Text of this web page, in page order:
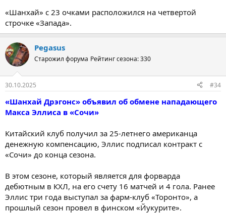
«Шанхай» с 23 очками расположился на четвертой
строчке «Запада».
Pegasus
Старожил форума Рейтинг сезона: 330
30.10.2025 #34
«Шанхай Дрэгонс» объявил об обмене нападающего
Макса Эллиса в «Сочи»
Китайский клуб получил за 25-летнего американца
денежную компенсацию, Эллис подписал контракт с
«Сочи» до конца сезона.
В этом сезоне, который является для форварда
дебютным в КХЛ, на его счету 16 матчей и 4 гола. Ранее
Эллис три года выступал за фарм-клуб «Торонто», а
прошлый сезон провел в финском «Йукурите».